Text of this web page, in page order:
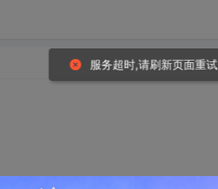
服务超时,请刷新页面重试